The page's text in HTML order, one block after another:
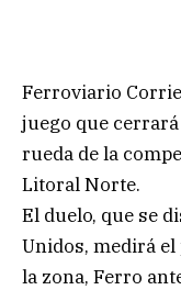
Ferroviario
juego que
rueda de la
Litoral Norte.
El duelo, que se
Unidos, medirá
la zona, Ferro